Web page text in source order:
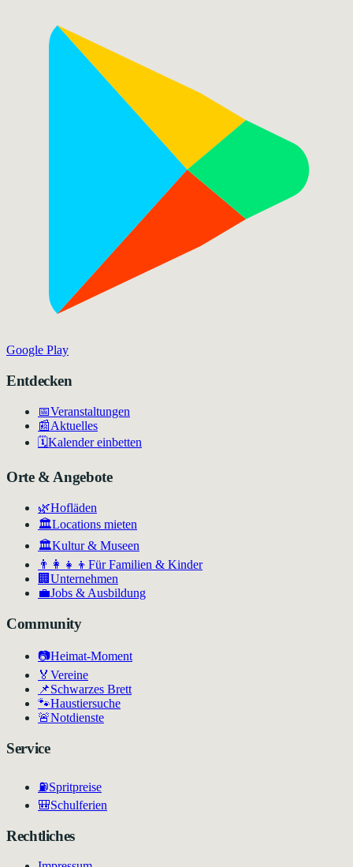
Google Play
Entdecken
📅Veranstaltungen
📰Aktuelles
🗓️Kalender einbetten
Orte & Angebote
🌿Hofläden
🏛️Locations mieten
🏛Kultur & Museen
👨‍👩‍👧‍👦 Für Familien & Kinder
🏢 Unternehmen
💼Jobs & Ausbildung
Community
📷Heimat-Moment
🏅 Vereine
📌Schwarzes Brett
🐾Haustiersuche
🚨Notdienste
Service
⛽Spritpreise
🎒Schulferien
Rechtliches